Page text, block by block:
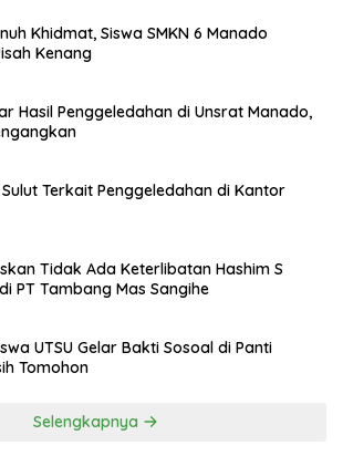
Khidmat, Siswa SMKN 6 Manado
Kenang
Hasil Penggeledahan di Unsrat Manado,
Terkait Penggeledahan di Kantor
Tidak Ada Keterlibatan Hashim S
PT Tambang Mas Sangihe
UTSU Gelar Bakti Sosoal di Panti
Tomohon
Selengkapnya